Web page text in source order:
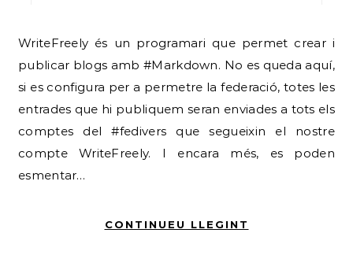
WriteFreely és un programari que permet crear i
publicar blogs amb #Markdown. No es queda aquí,
si es configura per a permetre la federació, totes les
entrades que hi publiquem seran enviades a tots els
comptes del #fedivers que segueixin el nostre
compte WriteFreely. I encara més, es poden
esmentar…
CONTINUEU LLEGINT